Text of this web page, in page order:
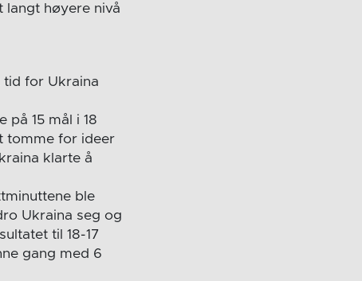
langt høyere nivå
tid for Ukraina
på 15 mål i 18
tomme for ideer
klarte å
ble
Ukraina seg og
til 18-17
gang med 6